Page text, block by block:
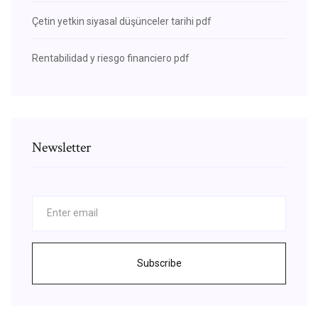
Çetin yetkin siyasal düşünceler tarihi pdf
Rentabilidad y riesgo financiero pdf
Newsletter
Subscribe